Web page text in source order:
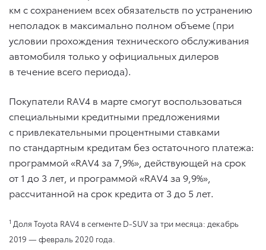
км с сохранением всех обязательств по устранению
неполадок в максимально полном объеме (при
условии прохождения технического обслуживания
автомобиля только у официальных дилеров
в течение всего периода).
Покупатели RAV4 в марте смогут воспользоваться
специальными кредитными предложениями
с привлекательными процентными ставками
по стандартным кредитам без остаточного платежа:
программой «RAV4 за 7,9%», действующей на срок
от 1 до 3 лет, и программой «RAV4 за 9,9%»,
рассчитанной на срок кредита от 3 до 5 лет.
1 Доля Toyota RAV4 в сегменте D-SUV за три месяца: декабрь
2019 — февраль 2020 года.